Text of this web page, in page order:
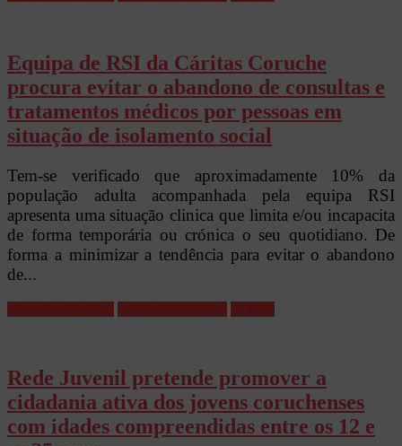
Equipa de RSI da Cáritas Coruche
procura evitar o abandono de consultas e
tratamentos médicos por pessoas em
situação de isolamento social
Tem-se verificado que aproximadamente 10% da
população adulta acompanhada pela equipa RSI
apresenta uma situação clinica que limita e/ou incapacita
de forma temporária ou crónica o seu quotidiano. De
forma a minimizar a tendência para evitar o abandono
de...
Rede Juvenil pretende promover a
cidadania ativa dos jovens coruchenses
com idades compreendidas entre os 12 e